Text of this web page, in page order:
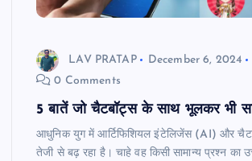
LAV PRATAP
December 6, 2024
0 Comments
5 बातें जो चैटबॉट्स के साथ भूलकर भी
आधुनिक युग में आर्टिफिशियल इंटेलिजेंस (AI) और
तेजी से बढ़ रहा है। चाहे वह किसी सामान्य प्रश्न का